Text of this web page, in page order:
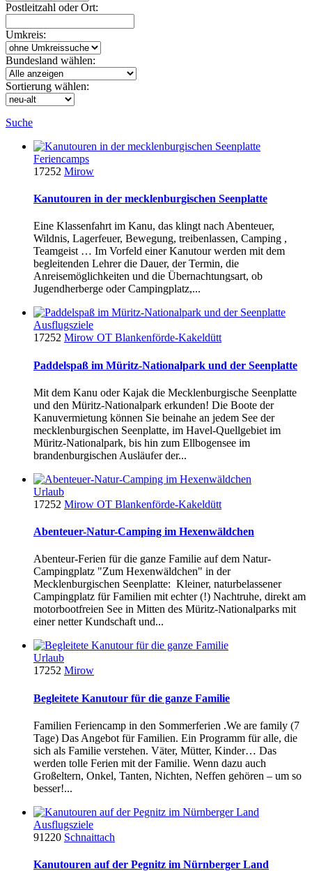
Postleitzahl oder Ort:
Umkreis:
Bundesland wählen:
Sortierung wählen:
Suche
Feriencamps
17252 Mirow
Kanutouren in der mecklenburgischen Seenplatte
Eine Klassenfahrt im Kanu, das klingt nach Abenteuer,
Wildnis, Lagerfeuer, Bewegung, treibenlassen, Camping ,
Teamgeist … Im Vorfeld einer Kanutour werden mit dem
begleitenden Lehrer die Dauer, der Termin, die
Anreisemöglichkeiten und die Übernachtungsart, ob
Jugendherberge oder Campingplatz,...
Ausflugsziele
17252 Mirow OT Blankenförde-Kakeldütt
Paddelspaß im Müritz-Nationalpark und der Seenplatte
Mit dem Kanu oder Kajak die Mecklenburgische Seenplatte
und den Müritz-Nationalpark erkunden! Die Boote der
Kanuvermietung können Sie beinahe an jedem See der
mecklenburgischen Seenplatte, im Havel-Quellgebiet im
Müritz-Nationalpark, bis hin zum Ellbogensee im
brandenburgischen Ausläufer der...
Urlaub
17252 Mirow OT Blankenförde-Kakeldütt
Abenteuer-Natur-Camping im Hexenwäldchen
Abenteur-Ferien für die ganze Familie auf dem Natur-
Campingplatz "Zum Hexenwäldchen" in der
Mecklenburgischen Seenplatte: Kleiner, naturbelassener
Campingplatz für Familien mit echter (!) Nachtruhe, direkt am
motorbootfreien See in Mitten des Müritz-Nationalparks mit
einer netter Kundschaft und...
Urlaub
17252 Mirow
Begleitete Kanutour für die ganze Familie
Familien Feriencamp in den Sommerferien .We are family (7
Tage) Das Angebot für Familien. Ein Programm für alle, die
sich als Familie verstehen. Väter, Mütter, Kinder… Das
werden tolle Ferien mit der Familie. Wenn dazu auch
Großeltern, Onkel, Tanten, Nichten, Neffen gehören – um so
besser!...
Ausflugsziele
91220 Schnaittach
Kanutouren auf der Pegnitz im Nürnberger Land